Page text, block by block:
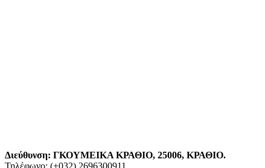
Διεύθυνση: ΓΚΟΥΜΕΙΚΑ ΚΡΑΘΙΟ, 25006, ΚΡΑΘΙΟ.
Τηλέφωνο: (+032) 2696300911